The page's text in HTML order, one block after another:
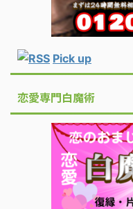
Pick up
恋愛専門白魔術